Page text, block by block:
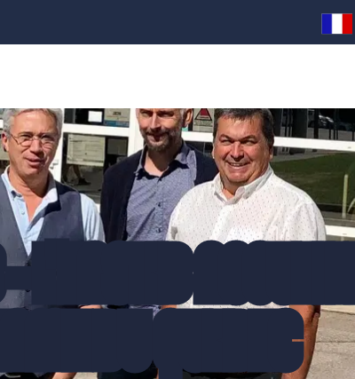
L'ENSTIB ACCUEILLE
DU QUEBEC